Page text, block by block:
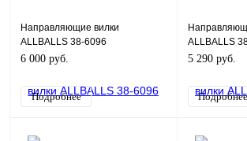
Направляющие вилки
ALLBALLS 38-6096
6 000 руб.
Подробнее
ALLBALLS
5 290 руб.
Подробнее